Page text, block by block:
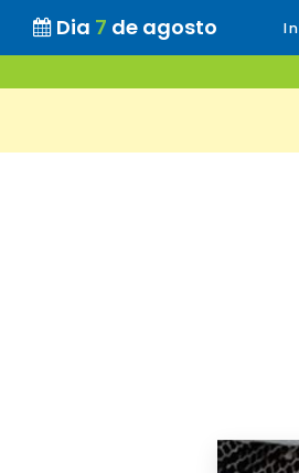
Dia 7 de agosto